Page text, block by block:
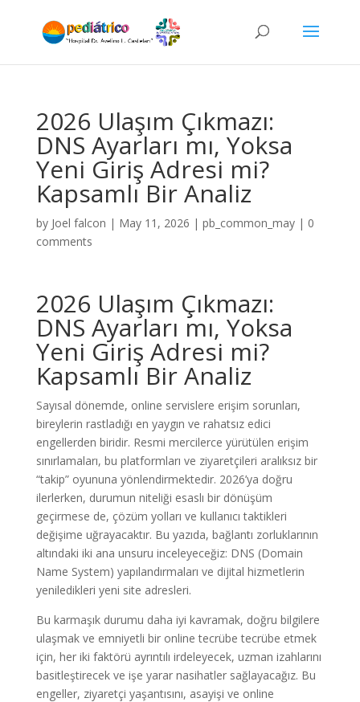
2026 Ulaşım Çıkmazı:
DNS Ayarları mı, Yoksa
Yeni Giriş Adresi mi?
Kapsamlı Bir Analiz
by Joel falcon | May 11, 2026 | pb_common_may| 0
comments
2026 Ulaşım Çıkmazı:
DNS Ayarları mı, Yoksa
Yeni Giriş Adresi mi?
Kapsamlı Bir Analiz
Sayısal dönemde, online servislere erişim sorunları,
bireylerin rastladığı en yaygın ve rahatsız edici
engellerden biridir. Resmi mercilerce yürütülen erişim
sınırlamaları, bu platformları ve ziyaretçileri aralıksız bir
“takip” oyununa yönlendirmektedir. 2026’ya doğru
ilerlerken, durumun niteliği esaslı bir dönüşüm
geçirmese de, çözüm yolları ve kullanıcı taktikleri
değişime uğrayacaktır. Bu yazıda, bağlantı zorluklarının
altındaki iki ana unsuru inceleyeceğiz: DNS (Domain
Name System) yapılandırmaları ve dijital hizmetlerin
yeniledikleri yeni site adresleri.
Bu karmaşık durumu daha iyi kavramak, doğru bilgilere
ulaşmak ve emniyetli bir online tecrübe tecrübe etmek
için, her iki faktörü ayrıntılı irdeleyecek, uzman izahlarını
basitleştirecek ve işe yarar nasihatler sağlayacağız. Bu
engeller, ziyaretçi yaşantısını, asayişi ve online